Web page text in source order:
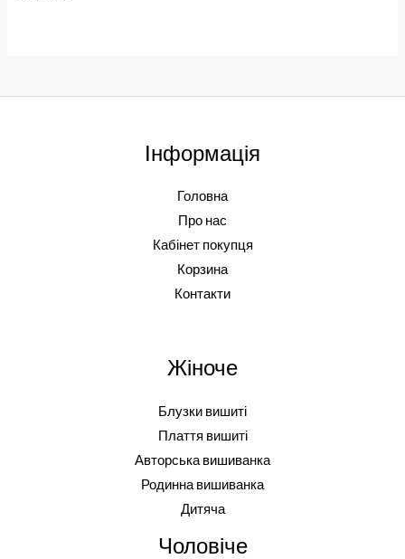
Інформація
Головна
Про нас
Кабінет покупця
Корзина
Контакти
Жіноче
Блузки вишиті
Плаття вишиті
Авторська вишиванка
Родинна вишиванка
Дитяча
Чоловіче